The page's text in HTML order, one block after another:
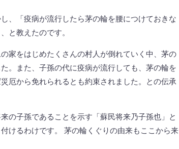
、「疫病が流行したら茅の輪を腰につけておきな
と教えたのです。
家をはじめたくさんの村人が倒れていく中、茅の
。また、子孫の代に疫病が流行しても、茅の輪を
厄から免れられるとも約束されました。との伝承
の子孫であることを示す「蘇民将来乃子孫也」と
けるわけです。 茅の輪くぐりの由来もここから来